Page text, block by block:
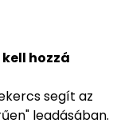
hozzá
segít az
leadásában.